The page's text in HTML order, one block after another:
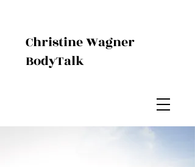
Christine Wagner
BodyTalk